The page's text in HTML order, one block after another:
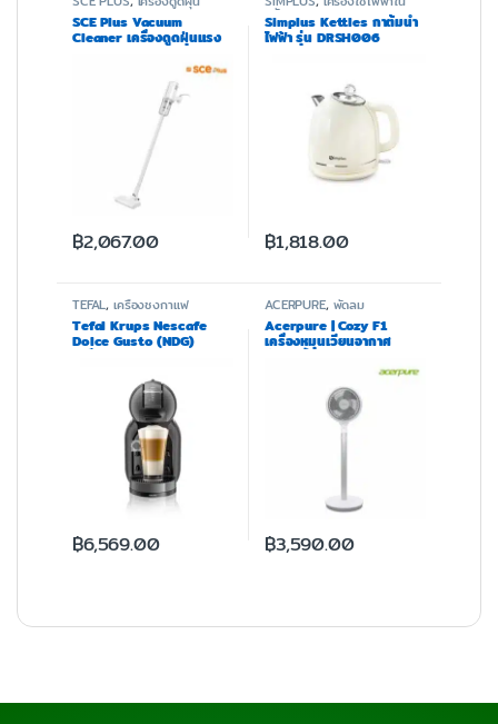
SCE Plus Vacuum
Cleaner เครื่องดูดฝุ่นแรง
฿2,067.00
ครัว
Simplus Kettles กาต้มน้ำ
ไฟฟ้า รุ่น DRSH006
฿1,818.00
TEFAL,เครื่องชงกาแฟ
Tefal Krups Nescafe
Dolce Gusto (NDG)
เครื่องชงกาแฟแคปซูล รุ่น
฿6,569.00
ACERPURE, พัดลม
Acerpure | Cozy F1
เครื่องหมุนเวียนอากาศ
พัดลมตั้งโต๊ะ ใบพัดขนาด 9
฿3,590.00